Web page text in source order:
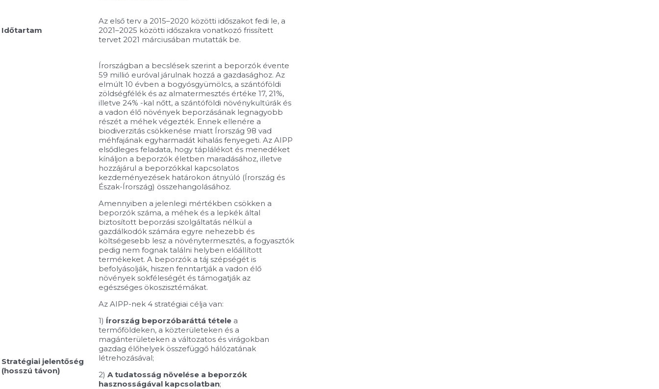
Időtartam
Az első terv a 2015–2020 közötti időszakot fedi le, a
2021–2025 közötti időszakra vonatkozó frissített
tervet 2021 márciusában mutatták be.
Stratégiai jelentőség
(hosszú távon)
Írországban a becslések szerint a beporzók évente
59 millió euróval járulnak hozzá a gazdasághoz. Az
elmúlt 10 évben a bogyósgyümölcs, a szántóföldi
zöldségfélék és az almatermesztés értéke 17, 21%,
illetve 24% -kal nőtt, a szántóföldi növénykultúrák és
a vadon élő növények beporzásának legnagyobb
részét a méhek végezték. Ennek ellenére a
biodiverzitás csökkenése miatt Írország 98 vad
méhfajának egyharmadát kihalás fenyegeti. Az AIPP
elsődleges feladata, hogy táplálékot és menedéket
kínáljon a beporzók életben maradásához, illetve
hozzájárul a beporzókkal kapcsolatos
kezdeményezések határokon átnyúló (Írország és
Észak-Írország) összehangolásához.
Amennyiben a jelenlegi mértékben csökken a
beporzók száma, a méhek és a lepkék által
biztosított beporzási szolgáltatás nélkül a
gazdálkodók számára egyre nehezebb és
költségesebb lesz a növénytermesztés, a fogyasztók
pedig nem fognak találni helyben előállított
termékeket. A beporzók a táj szépségét is
befolyásolják, hiszen fenntartják a vadon élő
növények sokféleségét és támogatják az
egészséges ökoszisztémákat.
Az AIPP-nek 4 stratégiai célja van:
1) Írország beporzóbaráttá tétele a
termőföldeken, a közterületeken és a
magánterületeken a változatos és virágokban
gazdag élőhelyek összefüggő hálózatának
létrehozásával;
2) A tudatosság növelése a beporzók
hasznosságával kapcsolatban;